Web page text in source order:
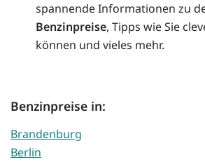
spannende Informationen zu
Benzinpreise, Tipps wie Sie
können und vieles mehr.
Benzinpreise in:
Brandenburg
Berlin